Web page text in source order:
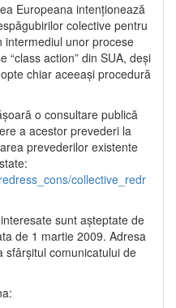
Europeana intenţionează
colective pentru
intermediul unor procese
“class action” din SUA, deşi
chiar aceeaşi procedură
o consultare publică
a acestor prevederi la
prevederilor existente
collective_redr
sunt aşteptate de
de 1 martie 2009. Adresa
sfârşitul comunicatului de